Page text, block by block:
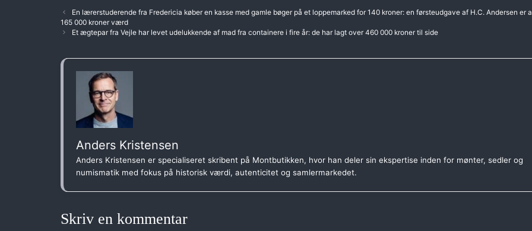
En lærerstuderende fra Fredericia køber en kasse med gamle bøger på et loppemarked for 140 kroner: en førsteudgave af H.C. Andersen er
165 000 kroner værd
Et ægtepar fra Vejle har levet udelukkende af mad fra containere i fire år: de har lagt over 460 000 kroner til side
Anders Kristensen
Anders Kristensen er specialiseret skribent på Montbutikken, hvor han deler sin ekspertise inden for mønter, sedler og
numismatik med fokus på historisk værdi, autenticitet og samlermarkedet.
Skriv en kommentar